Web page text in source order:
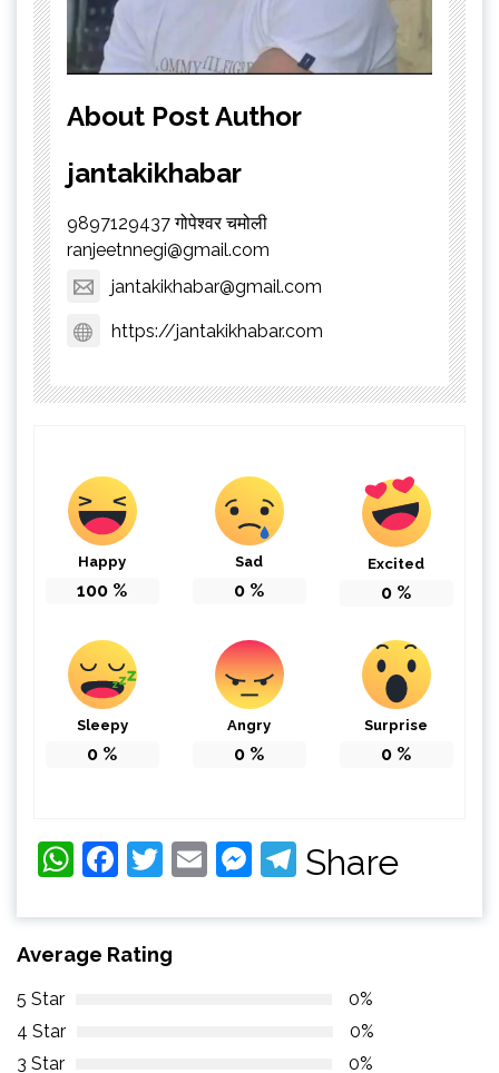
About Post Author
jantakikhabar
9897129437 गोपेश्वर चमोली
ranjeetnnegi@gmail.com
jantakikhabar@gmail.com
https://jantakikhabar.com
Happy
100 %
Sad
0 %
Excited
0 %
Sleepy
0 %
Angry
0 %
Surprise
0 %
WhatsApp
Facebook
Twitter
EmailMessenger
Telegram
Share
Average Rating
5 Star
0%
4 Star
0%
3 Star
0%